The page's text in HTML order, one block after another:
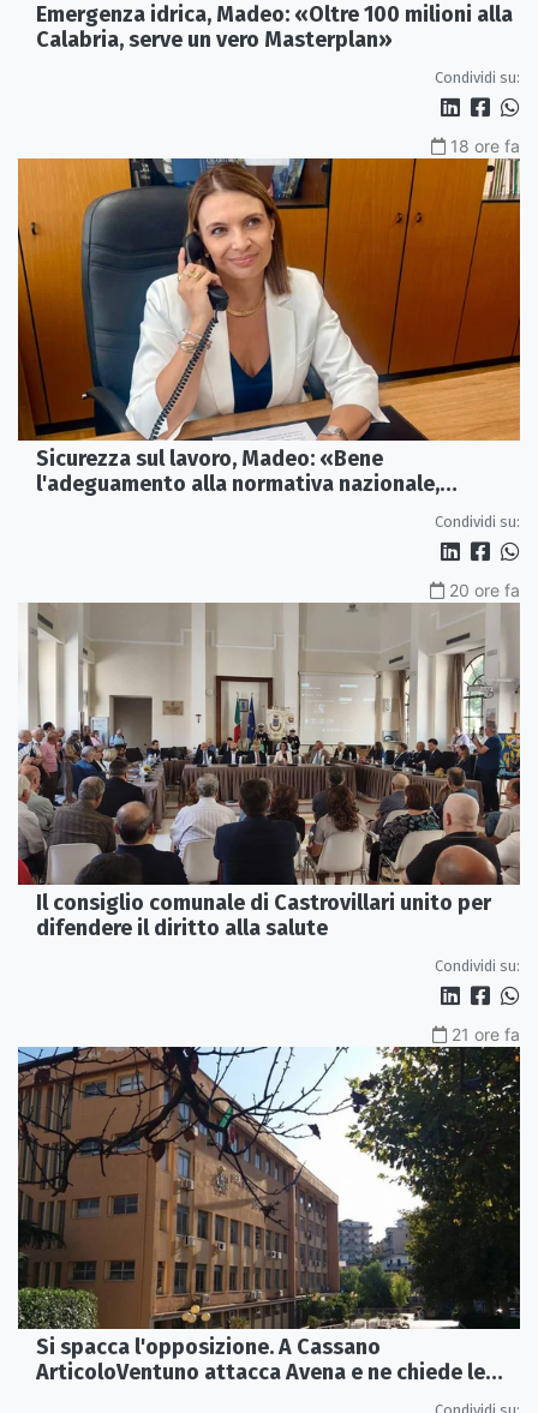
Emergenza idrica, Madeo: «Oltre 100 milioni alla
Calabria, serve un vero Masterplan»
Condividi su:
18 ore fa
Sicurezza sul lavoro, Madeo: «Bene
l'adeguamento alla normativa nazionale,
Condividi su:
20 ore fa
Il consiglio comunale di Castrovillari unito per
difendere il diritto alla salute
Condividi su:
21 ore fa
Si spacca l'opposizione. A Cassano
ArticoloVentuno attacca Avena e ne chiede le